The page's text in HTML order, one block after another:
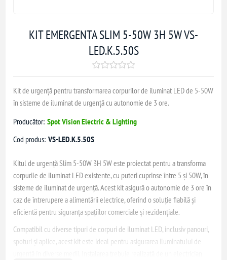
KIT EMERGENTA SLIM 5-50W 3H 5W VS-
LED.K.5.50S
Kit de urgență pentru transformarea corpurilor de iluminat LED de 5-50W
în sisteme de iluminat de urgență cu autonomie de 3 ore.
Producător: Spot Vision Electric & Lighting
Cod produs: VS-LED.K.5.50S
Kitul de urgență Slim 5-50W 3H 5W este proiectat pentru a transforma
corpurile de iluminat LED existente, cu puteri cuprinse între 5 și 50W, în
sisteme de iluminat de urgență. Acest kit asigură o autonomie de 3 ore în
caz de întrerupere a alimentării electrice, oferind o soluție fiabilă și
eficientă pentru siguranța spațiilor comerciale și rezidențiale.
Compatibil cu diverse tipuri de corpuri de iluminat LED, inclusiv panouri,
spoturi și aplice, acest kit este ideal pentru asigurarea iluminatului de